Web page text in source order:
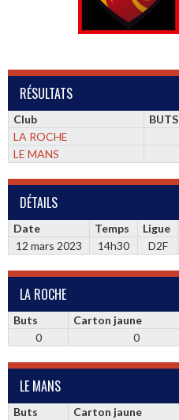
RÉSULTATS
Club BUTS
LA ROCHE
LE MANS
DÉTAILS
Date Temps Ligue
12 mars 2023
14h30 D2F
LA ROCHE
Buts Carton jaune
0
0
LE MANS
Buts Carton jaune